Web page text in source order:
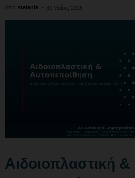
Από stefania - 30 Μαΐου, 2026
Αιδοιοπλαστική &